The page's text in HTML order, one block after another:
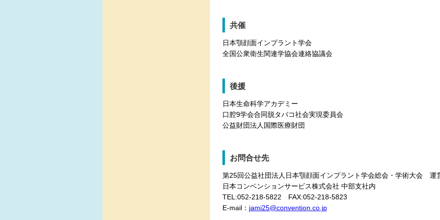
共催
日本顎顔面インプラント学会
全国公衆衛生関連学協会連絡協議会
後援
日本生命科学アカデミー
口腔9学会合同脱タバコ社会実現委員会
公益財団法人国際医療財団
お問合せ先
第25回公益社団法人日本顎顔面インプラント学会総会・学術大会 運
日本コンベンションサービス株式会社 中部支社内
TEL:052-218-5822 FAX:052-218-5823
E-mail： jami25@convention.co.jp